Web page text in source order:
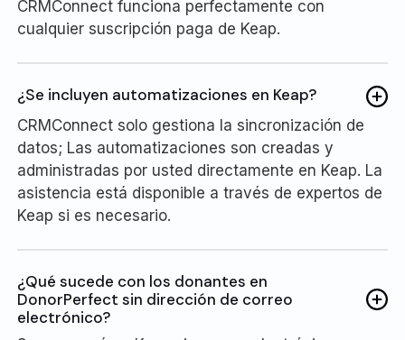
CRMConnect funciona perfectamente con
cualquier suscripción paga de Keap.
¿Se incluyen automatizaciones en Keap?
CRMConnect solo gestiona la sincronización de
datos; Las automatizaciones son creadas y
administradas por usted directamente en Keap. La
asistencia está disponible a través de expertos de
Keap si es necesario.
¿Qué sucede con los donantes en
DonorPerfect sin dirección de correo
electrónico?